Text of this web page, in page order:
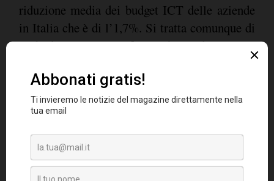
riduzione media dei budget ICT delle aziende
in Italia che è di l’1,7%. Si tratta comunque di
un budget ancora confinato che mediamente è
pari ad un quarto degli altri costi dei processi
HR (costi del personale diretto e indiretto,
costi di outsourcing). Non sorprende quindi
che l\'impatto dell\'ICT negli ultimi tre anni
dichiarato dai Direttori HR sia ancora
prevalentemente confinato
all\'amministrazione e in parte anche alla